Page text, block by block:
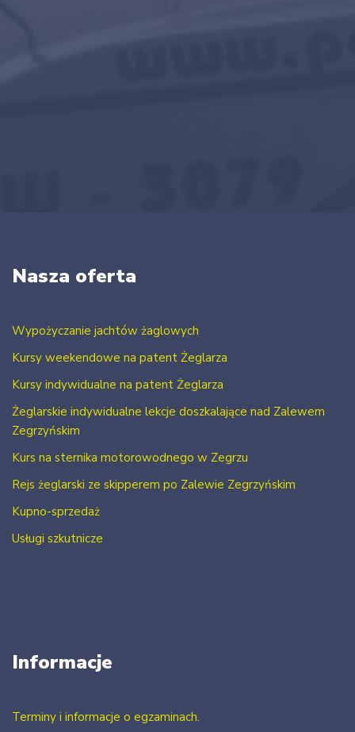
Nasza oferta
Wypożyczanie jachtów żaglowych
Kursy weekendowe na patent Żeglarza
Kursy indywidualne na patent Żeglarza
Żeglarskie indywidualne lekcje doszkalające nad Zalewem
Zegrzyńskim
Kurs na sternika motorowodnego w Zegrzu
Rejs żeglarski ze skipperem po Zalewie Zegrzyńskim
Kupno-sprzedaż
Usługi szkutnicze
Informacje
Terminy i informacje o egzaminach.